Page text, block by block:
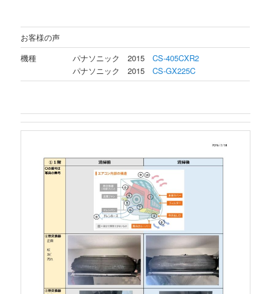
お客様の声
機種
パナソニック 2015CS-405CXR2
パナソニック 2015CS-GX225C